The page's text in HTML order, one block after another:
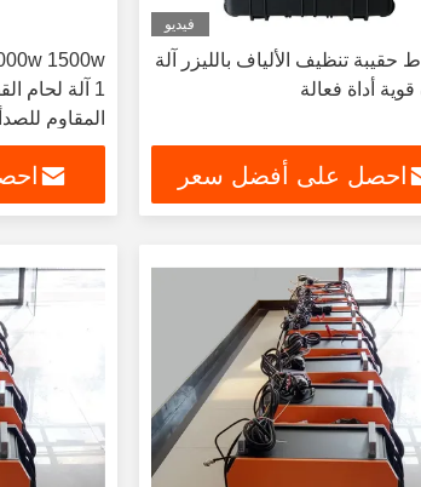
فيديو
واط حقيبة تنظيف الألياف بالليزر آلة
أداة فعالة
احصل على أفضل سعر
1 آلة لحام
المقاوم